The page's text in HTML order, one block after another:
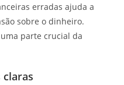
erradas ajuda a
sobre o dinheiro.
parte crucial da
claras